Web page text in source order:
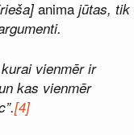
anima jūtas, tik
vienmēr ir
kas vienmēr
[4]